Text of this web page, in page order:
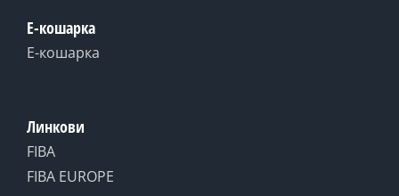
Е-кошарка
Е-кошарка
Линкови
FIBA
FIBA EUROPE